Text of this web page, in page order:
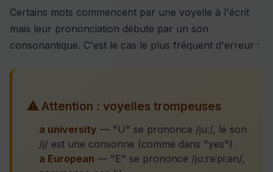
Certains mots commencent par une voyelle à l'écrit
mais leur prononciation débute par un son
consonantique. C'est le cas le plus fréquent d'erreur :
⚠ Attention : voyelles trompeuses
a university — "U" se prononce /juː/, le son
/j/ est une consonne (comme dans "yes")
a European — "E" se prononce /juːrəˈpiːən/,